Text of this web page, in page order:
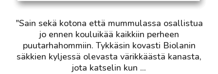
"Sain sekä kotona että mummulassa osallistua
jo ennen kouluikää kaikkiin perheen
puutarhahommiin. Tykkäsin kovasti Biolanin
säkkien kyljessä olevasta värikkäästä kanasta,
jota katselin kun ...